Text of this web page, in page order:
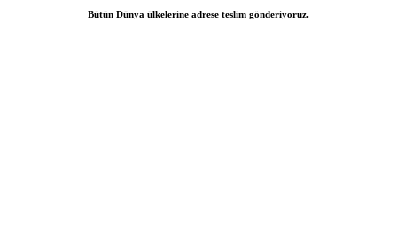
Bütün Dünya ülkelerine adrese teslim gönderiyoruz.